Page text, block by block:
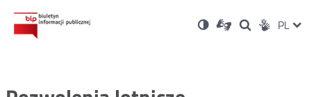
Ustawienia
Wersja
kontrastowa
Dla
niesłyszących
OtwórzOtwórz
w
Otwórz
w
Social PL